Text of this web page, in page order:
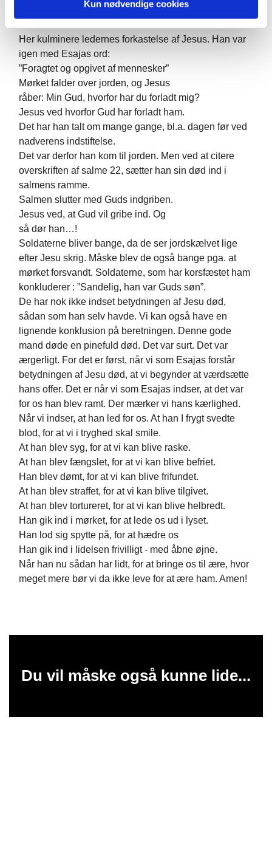
Kun nødvendige cookies
Men det skete som Esajas skrev: ”Hvem troede på det
Her kulminere ledernes forkastelse af Jesus. Han var
igen med Esajas ord:
”Foragtet og opgivet af mennesker”
Mørket falder over jorden, og Jesus
råber: Min Gud, hvorfor har du forladt mig?
Jesus ved hvorfor Gud har forladt ham.
Det har han talt om mange gange, bl.a. dagen før ved
nadverens indstiftelse.
Det var derfor han kom til jorden. Men ved at citere
overskriften af salme 22, sætter han sin død ind i
salmens ramme.
Salmen slutter med Guds indgriben.
Jesus ved, at Gud vil gribe ind. Og
så dør han…!
Soldaterne bliver bange, da de ser jordskælvet lige
efter Jesu skrig. Måske blev de også bange pga. at
mørket forsvandt. Soldaterne, som har korsfæstet ham
konkluderer : ”Sandelig, han var Guds søn”.
De har nok ikke indset betydningen af Jesu død,
sådan som han selv havde. Vi kan også have en
lignende konklusion på beretningen. Denne gode
mand døde en pinefuld død. Det var surt. Det var
ærgerligt. For det er først, når vi som Esajas forstår
betydningen af Jesu død, at vi begynder at værdsætte
hans offer. Det er når vi som Esajas indser, at det var
for os han blev ramt. Der mærker vi hans kærlighed.
Når vi indser, at han led for os. At han I frygt svedte
blod, for at vi i tryghed skal smile.
At han blev syg, for at vi kan blive raske.
At han blev fængslet, for at vi kan blive befriet.
Han blev dømt, for at vi kan blive frifundet.
At han blev straffet, for at vi kan blive tilgivet.
At han blev tortureret, for at vi kan blive helbredt.
Han gik ind i mørket, for at lede os ud i lyset.
Han lod sig spytte på, for at hædre os
Han gik ind i lidelsen frivilligt - med åbne øjne.
Når han nu sådan har lidt, for at bringe os til ære, hvor
meget mere bør vi da ikke leve for at ære ham. Amen!
Du vil måske også kunne lide...